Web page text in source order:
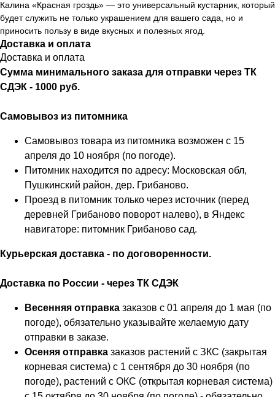
Калина «Красная гроздь» — это универсальный кустарник, который
будет служить не только украшением для вашего сада, но и
приносить пользу в виде вкусных и полезных ягод.
Доставка и оплата
Доставка и оплата
Сумма минимального заказа для отправки через ТК
СДЭК - 1000 руб.
Самовывоз из питомника
Самовывоз товара из питомника возможен с 15
апреля до 10 ноября (по погоде).
Питомник находится по адресу: Московская обл,
Пушкинский район, дер. Грибаново.
Проезд в питомник только через источник (перед
деревней Грибаново поворот налево), в Яндекс
навигаторе: питомник Грибаново сад.
Курьерская доставка - по договоренности.
Доставка по России - через ТК СДЭК
Весенняя отправка заказов с 01 апреля до 1 мая (по
погоде), обязательно указывайте желаемую дату
отправки в заказе.
Осеняя отправка заказов растений с ЗКС (закрытая
корневая система) с 1 сентября до 30 ноября (по
погоде), растений с ОКС (открытая корневая система)